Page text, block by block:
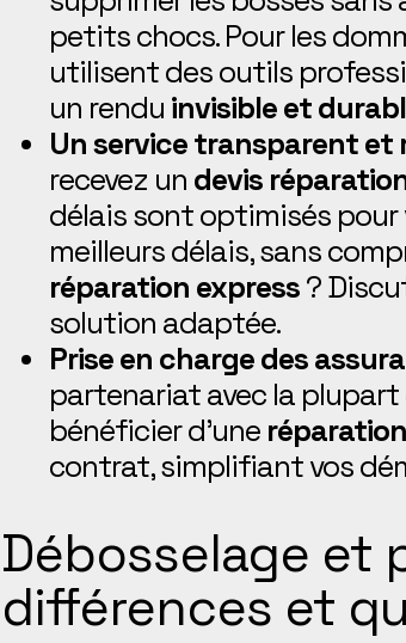
petits chocs. Pour les
utilisent des outils
un rendu invisible et
Un service transparent et
recevez un devis
délais sont optimisés pour
meilleurs délais, sans
réparation express?
solution adaptée.
Prise en charge des
partenariat avec la plupart
bénéficier d’une
contrat, simplifiant vos
Débosselage et
différences et